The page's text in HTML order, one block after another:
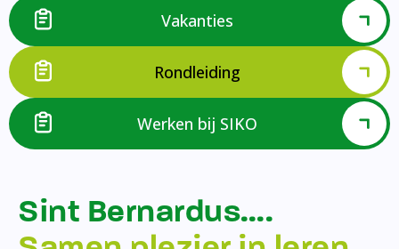
Vakanties
Rondleiding
Werken bij SIKO
Sint Bernardus….